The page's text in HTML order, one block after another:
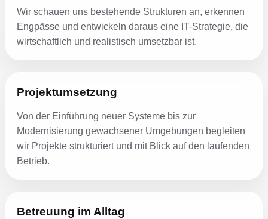
Wir schauen uns bestehende Strukturen an, erkennen
Engpässe und entwickeln daraus eine IT-Strategie, die
wirtschaftlich und realistisch umsetzbar ist.
Projektumsetzung
Von der Einführung neuer Systeme bis zur
Modernisierung gewachsener Umgebungen begleiten
wir Projekte strukturiert und mit Blick auf den laufenden
Betrieb.
Betreuung im Alltag